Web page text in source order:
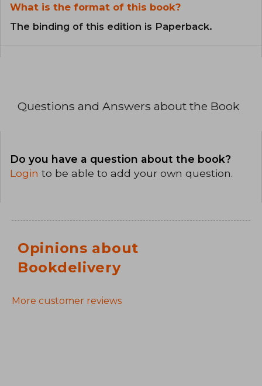
What is the format of this book?
The binding of this edition is Paperback.
Questions and Answers about the Book
Do you have a question about the book?
Login to be able to add your own question.
Opinions about
Bookdelivery
More customer reviews